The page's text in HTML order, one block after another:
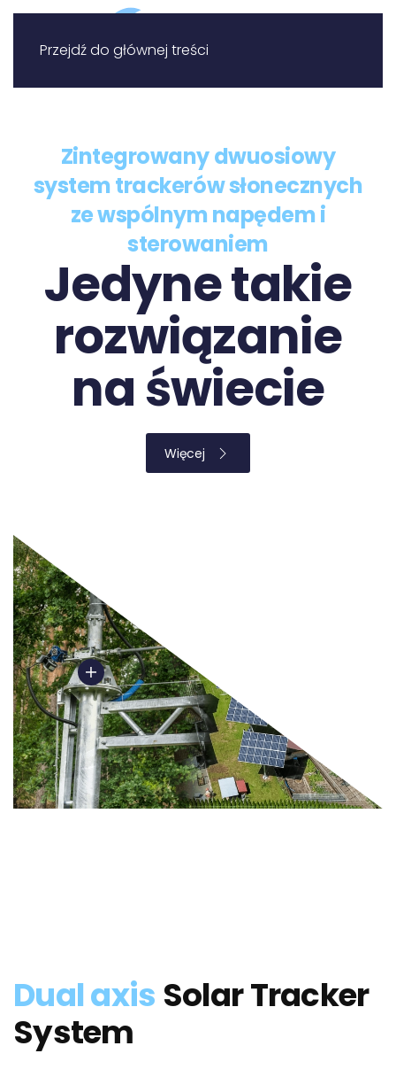
Przejdź do głównej treści
Zintegrowany dwuosiowy
system trackerów słonecznych
ze wspólnym napędem i
sterowaniem
Jedyne takie
rozwiązanie
na świecie
Więcej
Dual axis Solar Tracker
System